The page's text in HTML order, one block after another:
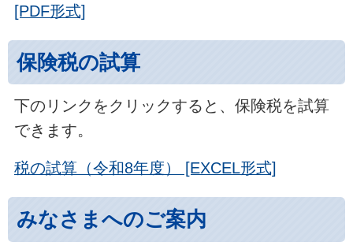
[PDF形式]
保険税の試算
下のリンクをクリックすると、保険税を試算
できます。
税の試算（令和8年度） [EXCEL形式]
みなさまへのご案内